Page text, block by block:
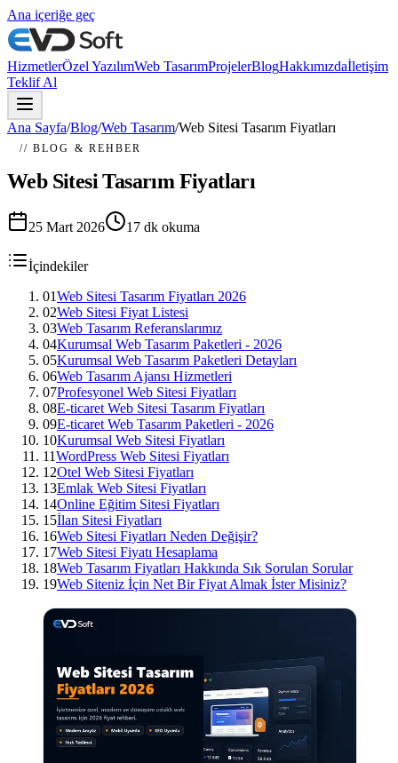
Ana içeriğe geç
HizmetlerÖzel YazılımWeb TasarımProjelerBlogHakkımızdaİletişim
Teklif Al
Ana Sayfa/Blog/Web Tasarım/Web Sitesi Tasarım Fiyatları
// BLOG & REHBER
Web Sitesi Tasarım Fiyatları
25 Mart 2026 17 dk okuma
İçindekiler
01Web Sitesi Tasarım Fiyatları 2026
02Web Sitesi Fiyat Listesi
03Web Tasarım Referanslarımız
04Kurumsal Web Tasarım Paketleri - 2026
05Kurumsal Web Tasarım Paketleri Detayları
06Web Tasarım Ajansı Hizmetleri
07Profesyonel Web Sitesi Fiyatları
08E-ticaret Web Sitesi Tasarım Fiyatları
09E-ticaret Web Tasarım Paketleri - 2026
10Kurumsal Web Sitesi Fiyatları
11WordPress Web Sitesi Fiyatları
12Otel Web Sitesi Fiyatları
13Emlak Web Sitesi Fiyatları
14Online Eğitim Sitesi Fiyatları
15İlan Sitesi Fiyatları
16Web Sitesi Fiyatları Neden Değişir?
17Web Sitesi Fiyatı Hesaplama
18Web Tasarım Fiyatları Hakkında Sık Sorulan Sorular
19Web Siteniz İçin Net Bir Fiyat Almak İster Misiniz?